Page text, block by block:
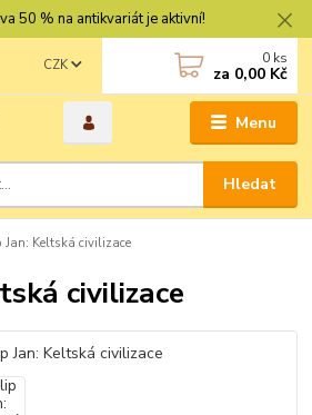
50 % na antikvariát je aktivní!
Menu
CZK
Hledat
0 ks
za 0,00 Kč
Jan: Keltská civilizace
civilizace